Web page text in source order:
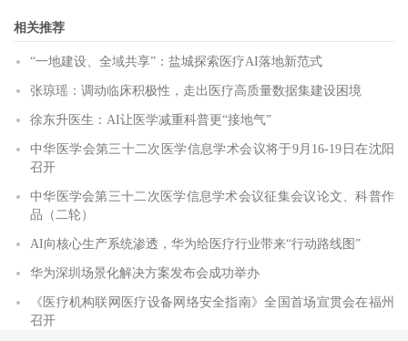
相关推荐
“一地建设、全域共享”：盐城探索医疗AI落地新范式
张琼瑶：调动临床积极性，走出医疗高质量数据集建设困境
徐东升医生：AI让医学减重科普更“接地气”
中华医学会第三十二次医学信息学术会议将于9月16-19日在沈阳
召开
中华医学会第三十二次医学信息学术会议征集会议论文、科普作
品（二轮）
AI向核心生产系统渗透，华为给医疗行业带来“行动路线图”
华为深圳场景化解决方案发布会成功举办
《医疗机构联网医疗设备网络安全指南》全国首场宣贯会在福州
召开